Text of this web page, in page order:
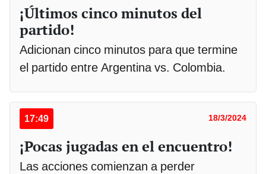
¡Últimos cinco minutos del
partido!
Adicionan cinco minutos para que termine
el partido entre Argentina vs. Colombia.
17:49 18/3/2024
¡Pocas jugadas en el encuentro!
Las acciones comienzan a perder